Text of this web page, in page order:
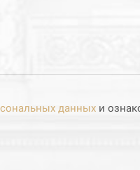
данных и